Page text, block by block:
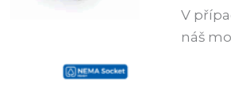
V
náš